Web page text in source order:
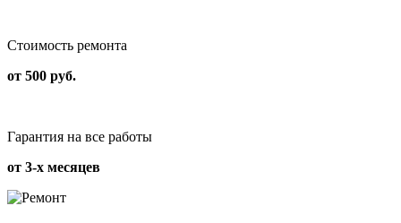
Стоимость ремонта
от 500 руб.
Гарантия на все работы
от 3-х месяцев